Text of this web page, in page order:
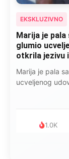
EKSKLUZIVNO
Marija je
glumio
otkrila jezivu
Marija je pala
ucveljenog
1.0K